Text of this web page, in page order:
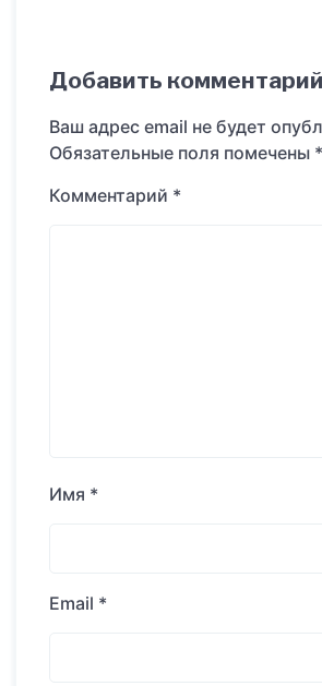
Добавить комментарий
Ваш адрес email не будет
Обязательные поля помечены *
Комментарий *
Имя *
Email *